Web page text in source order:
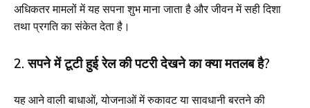
अधिकतर मामलों में यह सपना शुभ माना जाता है और जीवन में सही दिशा
तथा प्रगति का संकेत देता है।
2. सपने में टूटी हुई रेल की पटरी देखने का क्या मतलब है?
यह आने वाली बाधाओं, योजनाओं में रुकावट या सावधानी बरतने की